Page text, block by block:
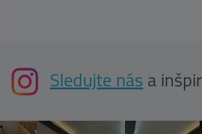
Sledujte nása